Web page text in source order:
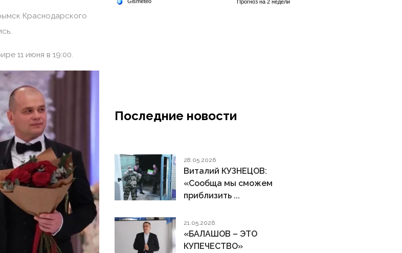
Краснодарского
11 июня в 19:00.
Последние новости
28.05.2026
Виталий КУЗНЕЦОВ:
«Сообща мы сможем
приблизить ...
21.05.2026
«БАЛАШОВ – ЭТО
КУПЕЧЕСТВО»